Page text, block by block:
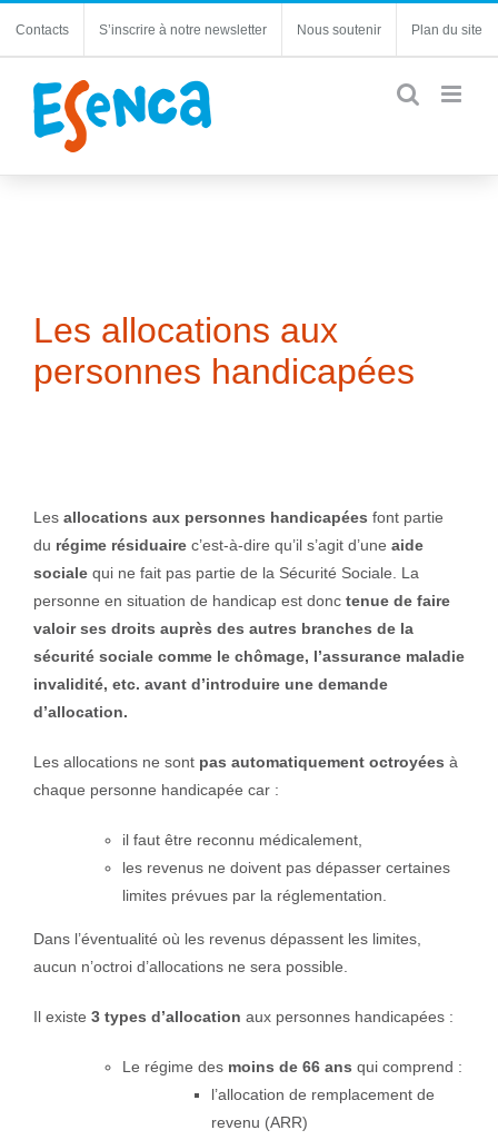
Contacts S’inscrire à notre newsletter Nous soutenir Plan du site
Les allocations aux
personnes handicapées
Les allocations aux personnes handicapées font partie
du régime résiduairec’est-à-dire qu’il s’agit d’une aide
socialequi ne fait pas partie de la Sécurité Sociale. La
personne en situation de handicap est donctenue de faire
valoir ses droits auprès des autres branches de la
sécurité sociale comme le chômage, l’assurance maladie
invalidité, etc. avant d’introduire une demande
d’allocation.
Les allocations ne sont pas automatiquement octroyées à
chaque personne handicapée car :
il faut être reconnu médicalement,
les revenus ne doivent pas dépasser certaines
limites prévues par la réglementation.
Dans l’éventualité où les revenus dépassent les limites,
aucun n’octroi d’allocations ne sera possible.
Il existe 3 types d’allocation aux personnes handicapées :
Le régime des moins de 66 ans qui comprend :
l’allocation de remplacement de
revenu (ARR)